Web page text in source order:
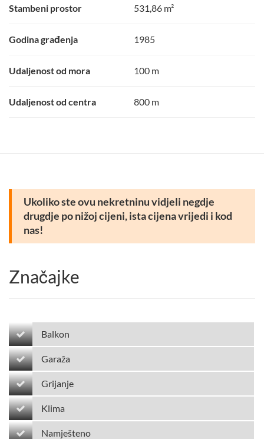
Stambeni prostor 531,86 m²
Godina građenja 1985
Udaljenost od mora 100 m
Udaljenost od centra 800 m
Ukoliko ste ovu nekretninu vidjeli negdje
drugdje po nižoj cijeni, ista cijena vrijedi i kod
nas!
Značajke
Balkon
Garaža
Grijanje
Klima
Namješteno